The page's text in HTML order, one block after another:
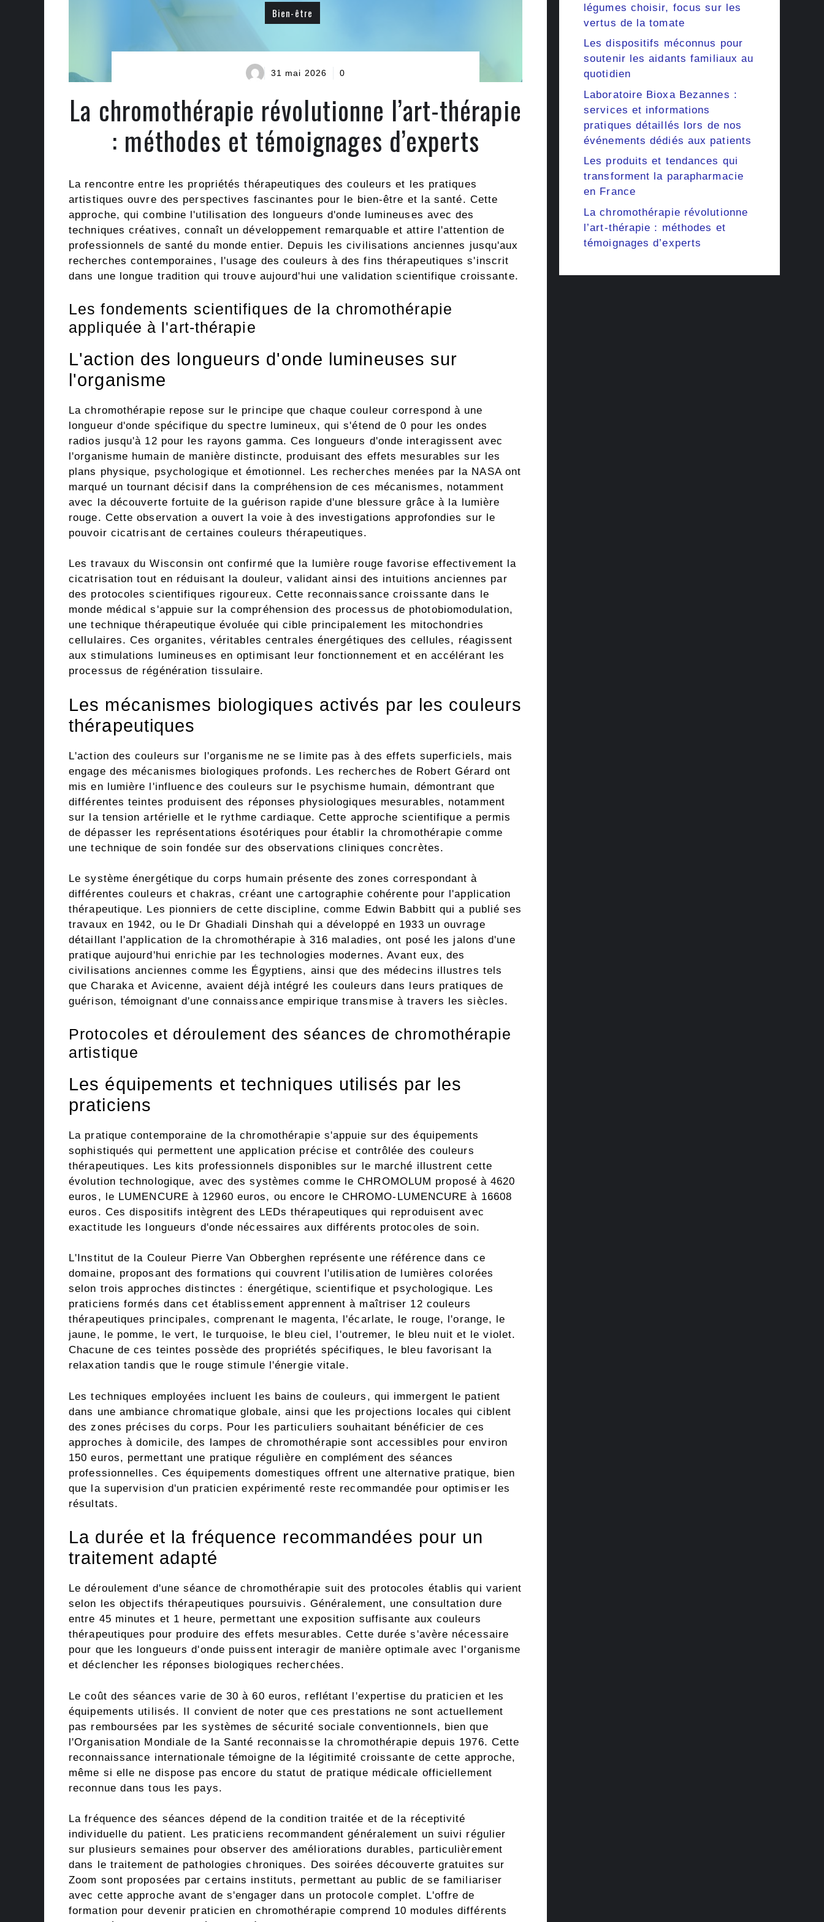
Bien-être
31 mai 2026 0
La chromothérapie révolutionne l’art-thérapie
: méthodes et témoignages d’experts
La rencontre entre les propriétés thérapeutiques des couleurs et les pratiques
artistiques ouvre des perspectives fascinantes pour le bien-être et la santé. Cette
approche, qui combine l'utilisation des longueurs d'onde lumineuses avec des
techniques créatives, connaît un développement remarquable et attire l'attention de
professionnels de santé du monde entier. Depuis les civilisations anciennes jusqu'aux
recherches contemporaines, l'usage des couleurs à des fins thérapeutiques s'inscrit
dans une longue tradition qui trouve aujourd'hui une validation scientifique croissante.
Les fondements scientifiques de la chromothérapie
appliquée à l'art-thérapie
L'action des longueurs d'onde lumineuses sur
l'organisme
La chromothérapie repose sur le principe que chaque couleur correspond à une
longueur d'onde spécifique du spectre lumineux, qui s'étend de 0 pour les ondes
radios jusqu'à 12 pour les rayons gamma. Ces longueurs d'onde interagissent avec
l'organisme humain de manière distincte, produisant des effets mesurables sur les
plans physique, psychologique et émotionnel. Les recherches menées par la NASA ont
marqué un tournant décisif dans la compréhension de ces mécanismes, notamment
avec la découverte fortuite de la guérison rapide d'une blessure grâce à la lumière
rouge. Cette observation a ouvert la voie à des investigations approfondies sur le
pouvoir cicatrisant de certaines couleurs thérapeutiques.
Les travaux du Wisconsin ont confirmé que la lumière rouge favorise effectivement la
cicatrisation tout en réduisant la douleur, validant ainsi des intuitions anciennes par
des protocoles scientifiques rigoureux. Cette reconnaissance croissante dans le
monde médical s'appuie sur la compréhension des processus de photobiomodulation,
une technique thérapeutique évoluée qui cible principalement les mitochondries
cellulaires. Ces organites, véritables centrales énergétiques des cellules, réagissent
aux stimulations lumineuses en optimisant leur fonctionnement et en accélérant les
processus de régénération tissulaire.
Les mécanismes biologiques activés par les couleurs
thérapeutiques
L'action des couleurs sur l'organisme ne se limite pas à des effets superficiels, mais
engage des mécanismes biologiques profonds. Les recherches de Robert Gérard ont
mis en lumière l'influence des couleurs sur le psychisme humain, démontrant que
différentes teintes produisent des réponses physiologiques mesurables, notamment
sur la tension artérielle et le rythme cardiaque. Cette approche scientifique a permis
de dépasser les représentations ésotériques pour établir la chromothérapie comme
une technique de soin fondée sur des observations cliniques concrètes.
Le système énergétique du corps humain présente des zones correspondant à
différentes couleurs et chakras, créant une cartographie cohérente pour l'application
thérapeutique. Les pionniers de cette discipline, comme Edwin Babbitt qui a publié ses
travaux en 1942, ou le Dr Ghadiali Dinshah qui a développé en 1933 un ouvrage
détaillant l'application de la chromothérapie à 316 maladies, ont posé les jalons d'une
pratique aujourd'hui enrichie par les technologies modernes. Avant eux, des
civilisations anciennes comme les Égyptiens, ainsi que des médecins illustres tels
que Charaka et Avicenne, avaient déjà intégré les couleurs dans leurs pratiques de
guérison, témoignant d'une connaissance empirique transmise à travers les siècles.
Protocoles et déroulement des séances de chromothérapie
artistique
Les équipements et techniques utilisés par les
praticiens
La pratique contemporaine de la chromothérapie s'appuie sur des équipements
sophistiqués qui permettent une application précise et contrôlée des couleurs
thérapeutiques. Les kits professionnels disponibles sur le marché illustrent cette
évolution technologique, avec des systèmes comme le CHROMOLUM proposé à 4620
euros, le LUMENCURE à 12960 euros, ou encore le CHROMO-LUMENCURE à 16608
euros. Ces dispositifs intègrent des LEDs thérapeutiques qui reproduisent avec
exactitude les longueurs d'onde nécessaires aux différents protocoles de soin.
L'Institut de la Couleur Pierre Van Obberghen représente une référence dans ce
domaine, proposant des formations qui couvrent l'utilisation de lumières colorées
selon trois approches distinctes : énergétique, scientifique et psychologique. Les
praticiens formés dans cet établissement apprennent à maîtriser 12 couleurs
thérapeutiques principales, comprenant le magenta, l'écarlate, le rouge, l'orange, le
jaune, le pomme, le vert, le turquoise, le bleu ciel, l'outremer, le bleu nuit et le violet.
Chacune de ces teintes possède des propriétés spécifiques, le bleu favorisant la
relaxation tandis que le rouge stimule l'énergie vitale.
Les techniques employées incluent les bains de couleurs, qui immergent le patient
dans une ambiance chromatique globale, ainsi que les projections locales qui ciblent
des zones précises du corps. Pour les particuliers souhaitant bénéficier de ces
approches à domicile, des lampes de chromothérapie sont accessibles pour environ
150 euros, permettant une pratique régulière en complément des séances
professionnelles. Ces équipements domestiques offrent une alternative pratique, bien
que la supervision d'un praticien expérimenté reste recommandée pour optimiser les
résultats.
La durée et la fréquence recommandées pour un
traitement adapté
Le déroulement d'une séance de chromothérapie suit des protocoles établis qui varient
selon les objectifs thérapeutiques poursuivis. Généralement, une consultation dure
entre 45 minutes et 1 heure, permettant une exposition suffisante aux couleurs
thérapeutiques pour produire des effets mesurables. Cette durée s'avère nécessaire
pour que les longueurs d'onde puissent interagir de manière optimale avec l'organisme
et déclencher les réponses biologiques recherchées.
Le coût des séances varie de 30 à 60 euros, reflétant l'expertise du praticien et les
équipements utilisés. Il convient de noter que ces prestations ne sont actuellement
pas remboursées par les systèmes de sécurité sociale conventionnels, bien que
l'Organisation Mondiale de la Santé reconnaisse la chromothérapie depuis 1976. Cette
reconnaissance internationale témoigne de la légitimité croissante de cette approche,
même si elle ne dispose pas encore du statut de pratique médicale officiellement
reconnue dans tous les pays.
La fréquence des séances dépend de la condition traitée et de la réceptivité
individuelle du patient. Les praticiens recommandent généralement un suivi régulier
sur plusieurs semaines pour observer des améliorations durables, particulièrement
dans le traitement de pathologies chroniques. Des soirées découverte gratuites sur
Zoom sont proposées par certains instituts, permettant au public de se familiariser
avec cette approche avant de s'engager dans un protocole complet. L'offre de
formation pour devenir praticien en chromothérapie comprend 10 modules différents
légumes choisir, focus sur les
vertus de la tomate
Les dispositifs méconnus pour
soutenir les aidants familiaux au
quotidien
Laboratoire Bioxa Bezannes :
services et informations
pratiques détaillés lors de nos
événements dédiés aux patients
Les produits et tendances qui
transforment la parapharmacie
en France
La chromothérapie révolutionne
l’art-thérapie : méthodes et
témoignages d’experts